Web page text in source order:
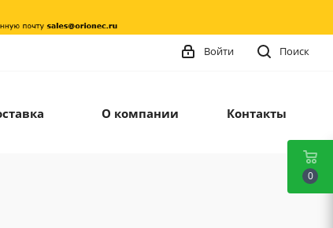
Поиск
Войти
О компании Контакты
0